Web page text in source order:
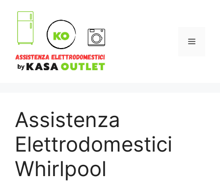
contenuto
Menu
Assistenza
Elettrodomestici
Whirlpool